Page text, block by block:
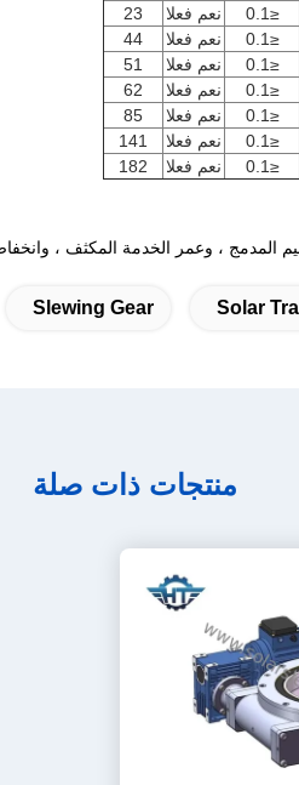
≤0.1 نعم فعلا
23
≤0.1 نعم فعلا
44
≤0.1 نعم فعلا
51
≤0.1 نعم فعلا
62
≤0.1 نعم فعلا
85
≤0.1 نعم فعلا
141
≤0.1 نعم فعلا
182
، وعمر الخدمة المكثف ،
Solar
Slewing Gear
منتجات ذات صلة